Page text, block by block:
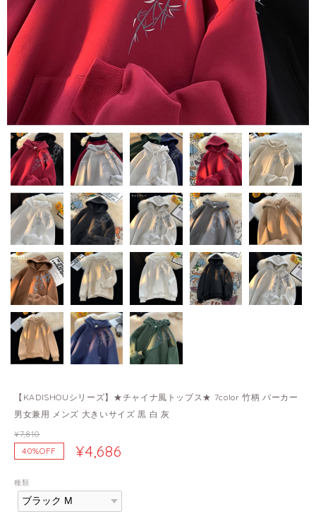
【KADISHOUシリーズ】★チャイナ風トップス★ 7color 竹柄 パーカー
男女兼用 メンズ 大きいサイズ 黒 白 灰
¥7,810
40%OFF
¥4,686
種類